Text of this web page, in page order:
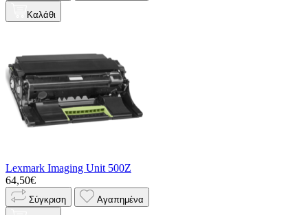
Καλάθι
Lexmark Imaging Unit 500Z
64,50€
Σύγκριση Αγαπημένα